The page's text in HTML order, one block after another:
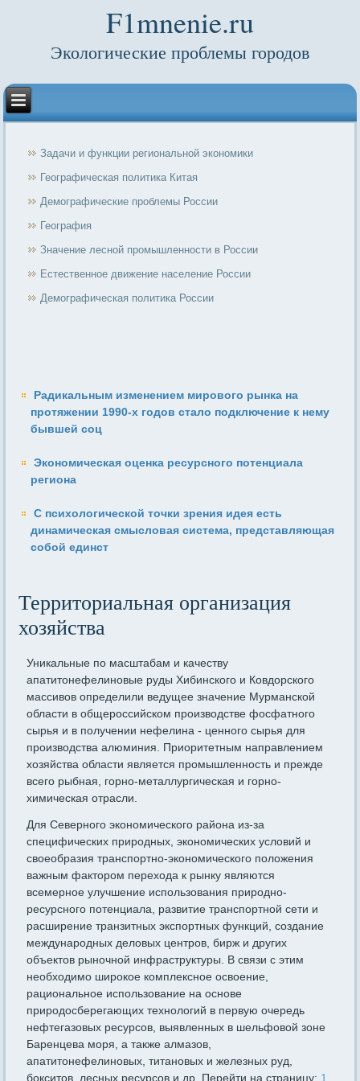
F1mnenie.ru
Экологические проблемы городов
Задачи и функции региональной экономики
Географическая политика Китая
Демографические проблемы России
География
Значение лесной промышленности в России
Естественное движение население России
Демографическая политика России
Радикальным изменением мирового рынка на
протяжении 1990-х годов стало подключение к нему
бывшей соц
Экономическая оценка ресурсного потенциала
региона
С психологической точки зрения идея есть
динамическая смысловая система, представляющая
собой единст
Территориальная организация
хозяйства
Уникальные по масштабам и качеству
апатитонефелиновые руды Хибинского и Ковдорского
массивов определили ведущее значение Мурманской
области в общероссийском производстве фосфатного
сырья и в получении нефелина - ценного сырья для
производства алюминия. Приоритетным направлением
хозяйства области является промышленность и прежде
всего рыбная, горно-металлургическая и горно-
химическая отрасли.
Для Северного экономического района из-за
специфических природных, экономических условий и
своеобразия транспортно-экономического положения
важным фактором перехода к рынку являются
всемерное улучшение использования природно-
ресурсного потенциала, развитие транспортной сети и
расширение транзитных экспортных функций, создание
международных деловых центров, бирж и других
объектов рыночной инфраструктуры. В связи с этим
необходимо широкое комплексное освоение,
рациональное использование на основе
природосберегающих технологий в первую очередь
нефтегазовых ресурсов, выявленных в шельфовой зоне
Баренцева моря, а также алмазов,
апатитонефелиновых, титановых и железных руд,
бокситов, лесных ресурсов и др. Перейти на страницу: 1